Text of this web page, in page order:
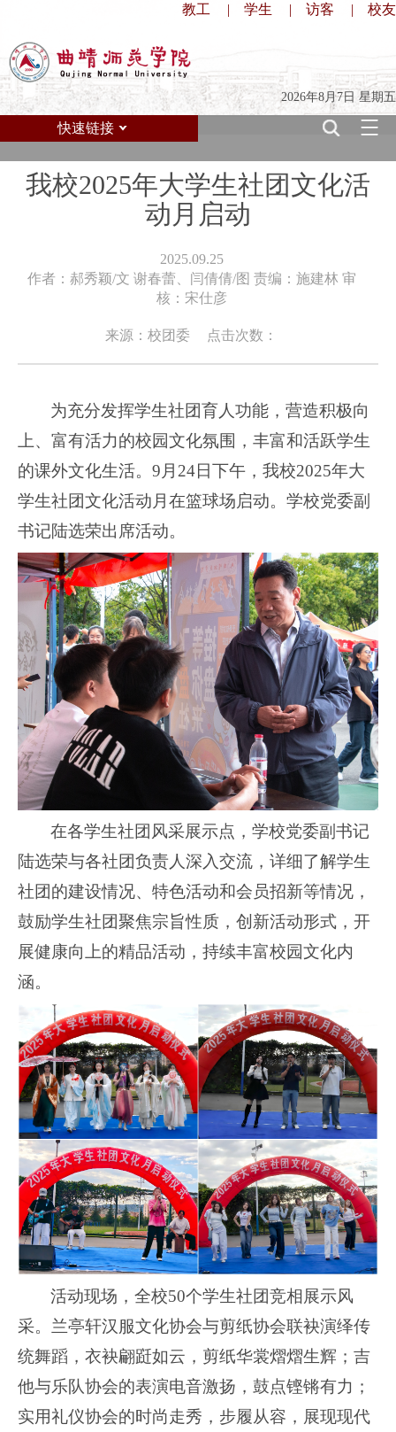
教工 | 学生 | 访客 | 校友
2026年8月7日 星期五
快速链接
我校2025年大学生社团文化活
动月启动
2025.09.25
作者：郝秀颖/文 谢春蕾、闫倩倩/图 责编：施建林 审
核：宋仕彦
来源：校团委 点击次数：
为充分发挥学生社团育人功能，营造积极向
上、富有活力的校园文化氛围，丰富和活跃学生
的课外文化生活。 9月24日下午，我校2025年大
学生社团文化活动月在篮球场启动。学校党委副
书记陆选荣出席活动。
在各学生社团风采展示点， 学校党委副书记
陆选荣与各社团负责人深入交流，详细了解学生
社团的建设情况、特色活动和会员招新等情况，
鼓励学生社团聚焦宗旨性质，创新活动形式，开
展健康向上的精品活动，持续丰富校园文化内
涵。
活动现场，全校50个学生社团竞相展示风
采。 兰亭轩汉服文化协会与剪纸协会联袂演绎传
统舞蹈，衣袂翩跹如云，剪纸华裳熠熠生辉；吉
他与乐队协会的表演电音激扬，鼓点铿锵有力；
实用礼仪协会的时尚走秀，步履从容，展现现代